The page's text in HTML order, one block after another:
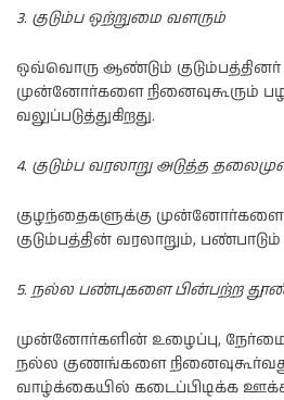
3. குடும்ப ஒற்றுமை வளரும்
ஒவ்வொரு ஆண்டும் குடும்பத்தினர்
முன்னோர்களை நினைவுகூரும்
வலுப்படுத்துகிறது.
4. குடும்ப வரலாறு அடுத்த
குழந்தைகளுக்கு முன்னோர்களைப்
குடும்பத்தின் வரலாறும்,
5. நல்ல பண்புகளை பின்பற்ற
முன்னோர்களின் உழைப்பு,
நல்ல குணங்களை
வாழ்க்கையில் கடைப்பிடிக்க